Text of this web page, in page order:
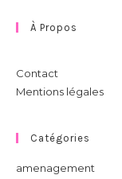
À Propos
Contact
Mentions légales
Catégories
amenagement